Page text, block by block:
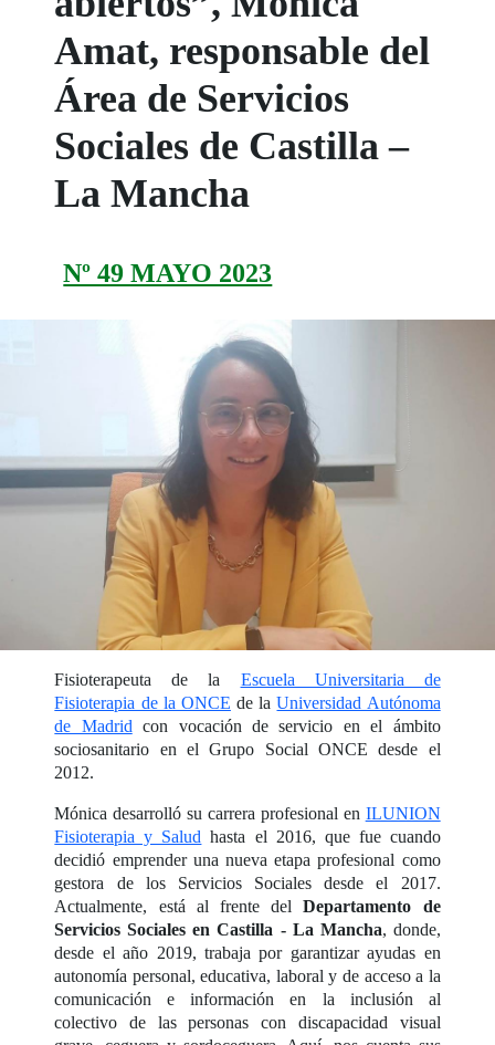
Amat, responsable del
Área de Servicios
Sociales de Castilla –
La Mancha
Nº 49 MAYO 2023
Fisioterapeuta de la Escuela Universitaria de
Fisioterapia de la ONCE de laUniversidad Autónoma
de Madrid con vocación de servicio en el ámbito
sociosanitario en el Grupo Social ONCE desde el
2012.
Mónica desarrolló su carrera profesional en ILUNION
Fisioterapia y Salud hasta el 2016, que fue cuando
decidió emprender una nueva etapa profesional como
gestora de los Servicios Sociales desde el 2017.
Actualmente, está al frente delDepartamento de
Servicios Sociales en Castilla - La Mancha, donde,
desde el año 2019, trabaja por garantizar ayudas en
autonomía personal, educativa, laboral y de acceso a la
comunicación e información en la inclusión al
colectivo de las personas con discapacidad visual